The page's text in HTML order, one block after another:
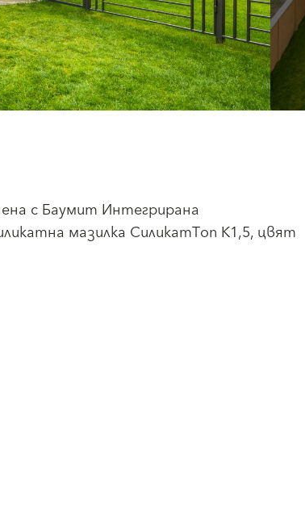
с Баумит Интегрирана
мазилка СиликатТоп К1,5, цвят